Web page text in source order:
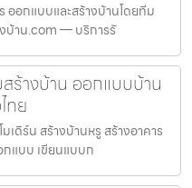
ออกแบบและสร้างบ้านโดยทีม
บ้าน.com — บริการรั
ร้างบ้าน ออกแบบบ้าน
ทย
ดิร์น สร้างบ้านหรู สร้างอาคาร
กแบบ เขียนแบบก